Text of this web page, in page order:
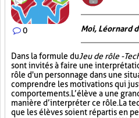
0 Moi, Léornard
Dans la formule duJeu de rôle -
sont invités à faire une
rôle d'un personnage dans une
comprendre les motivations qui
comportements. L’élève a une
manière d’interpréter ce rôle. La
que les élèves soient répartis en